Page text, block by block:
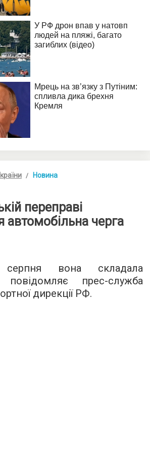
Новина
переправі
черга
вона складала
прес-служба
дирекції РФ.